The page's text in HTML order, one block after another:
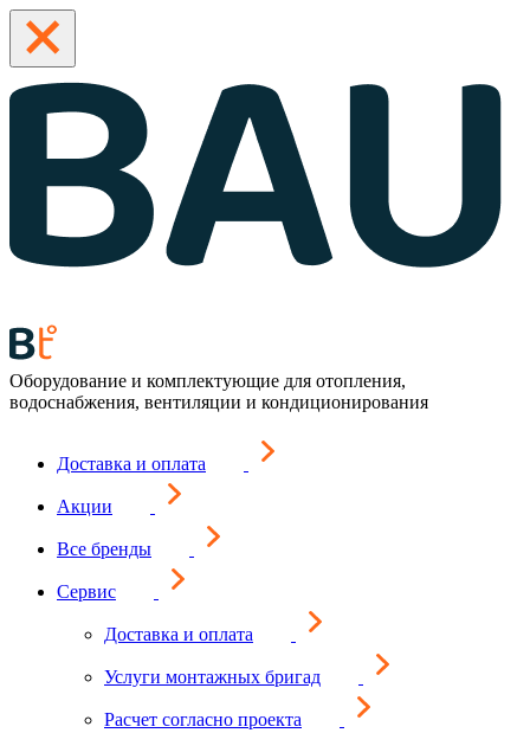
Оборудование и комплектующие для отопления,
водоснабжения, вентиляции и кондиционирования
Доставка и оплата
Акции
Все бренды
Сервис
Доставка и оплата
Услуги монтажных бригад
Расчет согласно проекта